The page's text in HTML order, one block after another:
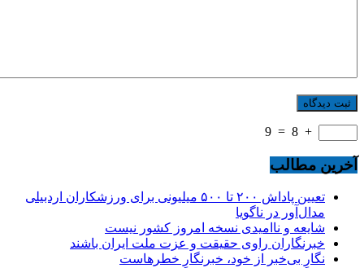
+
8
=
9
آخرین مطالب
تعیین پاداش ۲۰۰ تا ۵۰۰ میلیونی برای ورزشکاران اردبیلی
مدال‌آور در ناگویا
شایعه و ناامیدی نسخه امروز کشور نیست
خبرنگاران راوی حقیقت و عزت ملت ایران باشند
نگارِ بی‌خبر از خود، خبرنگارِ خطرهاست